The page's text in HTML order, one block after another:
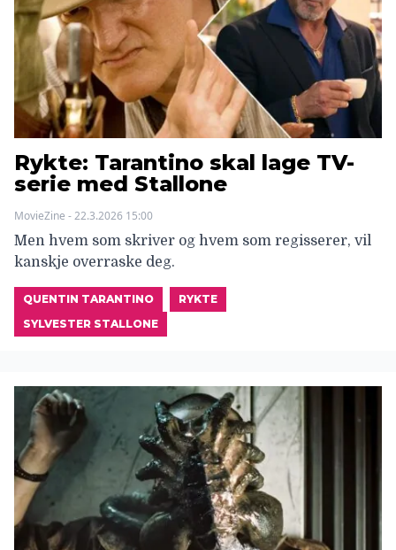
Rykte: Tarantino skal lage TV-
serie med Stallone
MovieZine - 22.3.2026 15:00
Men hvem som skriver og hvem som regisserer, vil
kanskje overraske deg.
QUENTIN TARANTINO
RYKTE
SYLVESTER STALLONE